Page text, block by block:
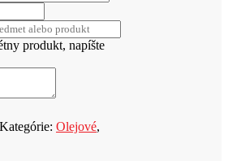
produkt, napíšte
Kategórie: Olejové,